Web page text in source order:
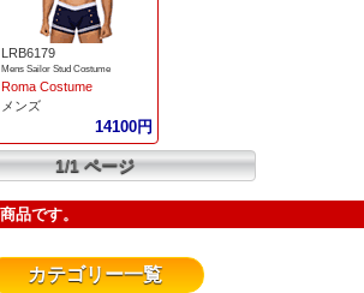
LRB6179
Mens Sailor Stud Costume
Roma Costume
メンズ
14100円
1/1 ページ
品です。
カテゴリー一覧